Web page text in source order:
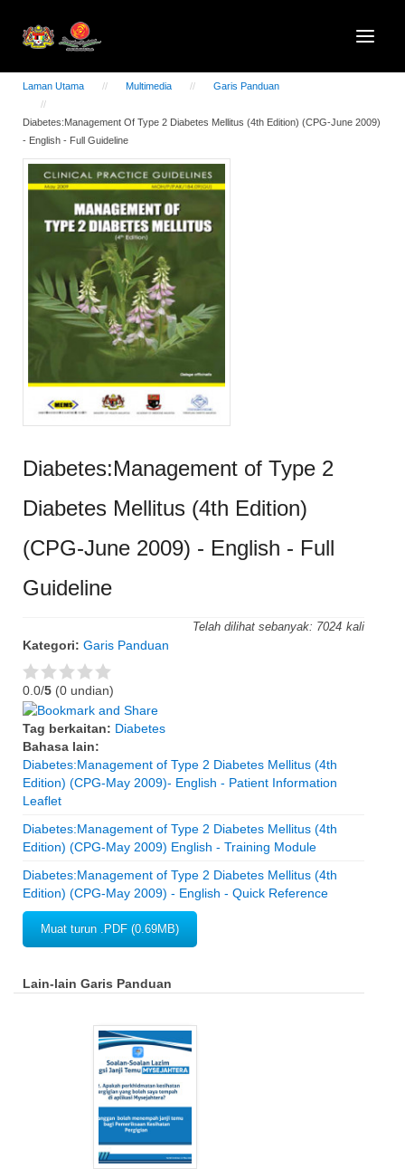
Laman Utama Multimedia Garis Panduan
Diabetes:Management Of Type 2 Diabetes Mellitus (4th Edition) (CPG-June 2009)
- English - Full Guideline
Diabetes:Management of Type 2
Diabetes Mellitus (4th Edition)
(CPG-June 2009) - English - Full
Guideline
Telah dilihat sebanyak: 7024
Kategori: Garis Panduan
0.0/5 (0 undian)
Tag berkaitan: Diabetes
Bahasa lain:
Diabetes:Management of Type 2 Diabetes Mellitus (4th
Edition) (CPG-May 2009)- English - Patient Information
Leaflet
Diabetes:Management of Type 2 Diabetes Mellitus (4th
Edition) (CPG-May 2009) English - Training Module
Diabetes:Management of Type 2 Diabetes Mellitus (4th
Edition) (CPG-May 2009) - English - Quick Reference
Muat turun .PDF (0.69MB)
Lain-lain Garis Panduan